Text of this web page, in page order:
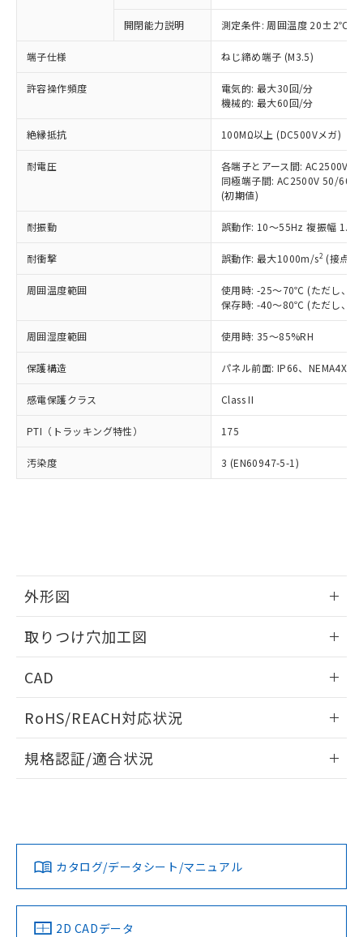
開閉能力説明 測定条件: 周囲温度 20±2℃、
端子仕様 ねじ締め端子 (M3.5)
許容操作頻度
電気的: 最大30回/分
機械的: 最大60回/分
絶縁抵抗 100MΩ以上 (DC500Vメガ)
耐電圧
各端子とアース間: AC2500V
同極端子間: AC2500V 50/
(初期値)
耐振動 誤動作: 10～55Hz 複振幅
耐衝撃 誤動作: 最大1000m/s2 (接点
周囲温度範囲
使用時: -25～70℃ (ただし、氷
保存時: -40～80℃ (ただし、氷
周囲湿度範囲 使用時: 35～85%RH
保護構造 パネル前面: IP66、NEMA4X,
感電保護クラス Class II
PTI（トラッキング特性） 175
汚染度 3 (EN60947-5-1)
外形図
取りつけ穴加工図
CAD
ドすることができます。
ログイン/会員登録
ダウンロードデータをご利用いただく前に、以下を必ずお読
みください。
ソフトウェアの使用条件
RoHS/REACH対応状況
EU RoHS 注意事項・凡例
対応済み
中国 RoHS 注意事項・凡例
規格認証/適合状況
LR型式承認
（イギリス
船舶規格）
DNV型式承認
（ノルウェー
BV型式承認
（フランス
KR型式
（韓国
カタログ/データシート/マニュアル
2D CADデータ
以下の条件をお読みいただき、同意のうえ
本サービスは、当社制御機器事業取扱
商品の当社在庫状況および標準価格
(税抜)を提供させていただくもので
当社制御機器事業取扱商品の中には、
本サービスの対象外となる商品もある
ことをご了承ください。
在庫状況および標準価格照会結果は、
記載している更新日時点での社内デー
タに基づき作成されるものであり、閲
覧された時点での実際の在庫および標
準価格とは異なる場合があることをご
正式な納期状況および標準価格はお客
様のお取引先、またはお客様担当のオ
ムロン制御機器販売店・当社販売員に
オムロン制御機器販売店や当社販売拠
販売ネットワーク
」をご確認
ください。
在庫状況および標準価格結果を当社の
事前の承諾なく第三者に漏洩または開
示しないようお願いします。
マイパーツ機能（部品リスト作成サー
および当社の共同利用者が、当社の製
※当社の共同利用者とは、
の共同利用に関して"
の「1.共同利
対応予定なし：EU RoHS指令（10物質）の
定はありません。
調査・確認中：EU RoHS指令（10物質）の
非含有の対応状況を調査中または確認中の
非該当品：ライセンス料など無形物で、有
害物質有無と関係のない商品です。
仕入先様の事情により、非含有部品として
いたものが、含有品と判明した場合などや
むを得ず変更することがあります。
鉛(Pb) 1000ppm以下、 水銀(Hg) 1000ppm以下、 カド
六価クロム(Cr(Ⅵ)) 1000ppm以下、ポリ臭化ビフェニル
類(PBB) 1000ppm以下、ポリ臭化ジフェニルエーテル類
(PBDE) 1000ppm以下、フタル酸ビス(2-エチルヘキシ
ル) (DEHP)(別名：DOP) 1000ppm以下、フタル酸ブチ
ルベンジル（BBP） 1000ppm以下、フタル酸ジブチル
（DBP） 1000ppm以下、フタル酸ジイソブチル
(DIBP) 1000ppm以下
但し、RoHS指令で産業用監視および制御機器に対する
フタル酸エステル類の４物質については閾値を超える意
図的な使用がないことを確認しています。
※2 対応予定月
部品在庫の切り替え状況などにより、予定
月が前後することがあります。
とができます。
EU RoHS指令（10物質）の非含有証明書
ものではありません。
また、RoHS指令のフタル酸エステル類４
物質の対応では、対応完了までの期間は出
荷製品に未対応品が混在することから備考
欄に対応日を記載しておりました。
※1 中国RoHS○×表
「○」：最大均質材料含有率が中国RoHSの
基準値以下であることを示します。
「×」：最大均質材料含有率が中国RoHSの
基準値を超えていることを示します。
「－」：未確認です。当社販売部門へお問
Cr(Ⅵ)(六価クロム) : 1000ppm、 PBBs(ポリ臭化ビフェ
ニル類) : 1000ppm、 PBDEs(ポリ臭化ジフェニルエーテ
ル類) : 1000ppm、
DBP(フタル酸ジブチル) : 1000ppm、 DIBP(フタル酸ジ
イソブチル) : 1000ppm、 BBP(フタル酸ブチルベンジ
ル) : 1000ppm、
※2 環境保護使用期限
「ｅ」：有害物質（10物質）のすべてが基
準値以下であることを示します。
「10」：通常の使用状況下において有害物
質が外部に漏えいし、環境に深刻な影響を
当社は、これら貴社製品のうち、外国
為替および外国貿易法に定める商品
（以下｢規制貨物等」という）を輸出
または国外への提供する場合は、日本
国政府の輸出許可(または役務取引許
可)を取得するなどの必要な手続きを
当社は規制貨物を破棄する場合は、完
全に破砕するなど、違法に輸出されな
いよう必要な手段を講じます。
当社は貴社製品を、核兵器、ミサイ
ル、化学兵器、生物兵器またはその他
武器並びにこれらの製造装置等に一切
使用いたしません。
当社は、貴社製品を第三者に販売する
場合は、上記1、2および3の内容を当
該第三者に通知します。また当社は、
販売先および販売に係わる関係者が違
法に輸出するおそれがある場合は、取
○ 一定数以上の在庫あり
一定数には満たないが在庫あり
在庫なし(最新の在庫状況につ
いては、お客様のお取引先、ま
たはお客様担当のオムロン制御
機器販売店・当社販売員にご確
認ください)
受注生産機種、また在庫状況の